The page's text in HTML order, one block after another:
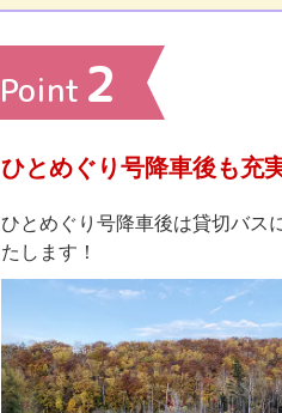
Point 2
ひとめぐり号降車後も充
ひとめぐり号降車後は貸切バス
たします！